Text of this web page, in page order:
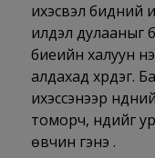
ихэсвэл бидний
илүүдэл дулааныг
биеийн халуун
алдахад хүрдэг.
ихэссэнээр
томорч, нүдийг
өвчин гэнэ .